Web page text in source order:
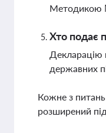
Методикою
Хто подає
Декларацію
державних
Кожне з
розширений